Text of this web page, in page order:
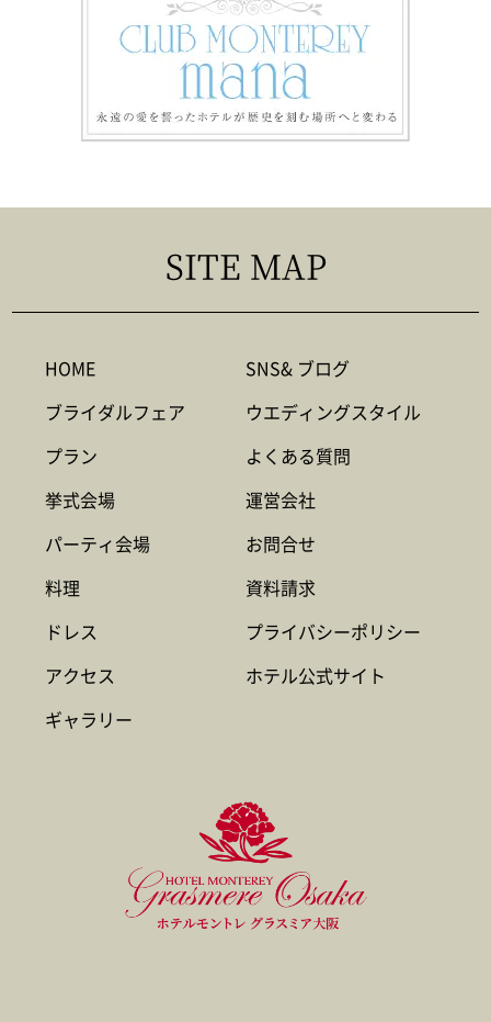
SITE MAP
HOME
ブライダルフェア
プラン
挙式会場
パーティ会場
料理
ドレス
アクセス
ギャラリー
SNS& ブログ
ウエディングスタイル
よくある質問
運営会社
お問合せ
資料請求
プライバシーポリシー
ホテル公式サイト